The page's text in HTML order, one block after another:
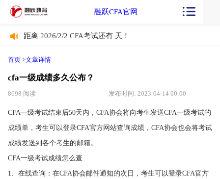
融跃CFA官网
距离 2026/2/2 CFA考试还有 天！
首页 >文章详情
cfa一级成绩多久公布？
8698 阅读 发布时间: 2023-04-14 00:00
CFA一级考试结束后50天内，CFA协会将向考生发送CFA一级考试的
成绩单，考生可以登录CFA官方网站查询成绩，CFA协会也会将考试
成绩发送到各个考生的邮箱。
CFA一级考试成绩怎么查
1、在线查询：在CFA协会邮件通知的次日，考生可以登录CFA官方